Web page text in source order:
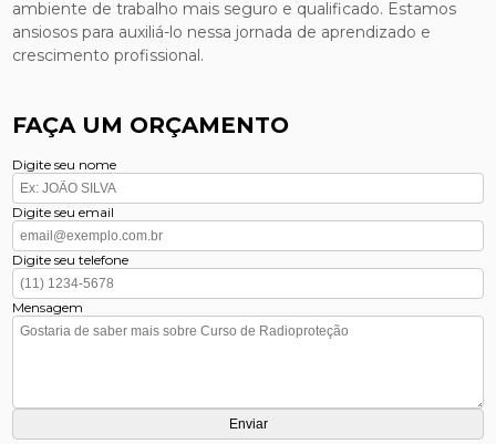
ambiente de trabalho mais seguro e qualificado. Estamos
ansiosos para auxiliá-lo nessa jornada de aprendizado e
crescimento profissional.
FAÇA UM ORÇAMENTO
Digite seu nome
Digite seu email
Digite seu telefone
Mensagem